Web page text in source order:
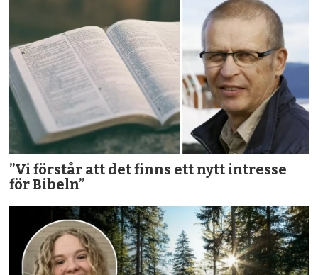
”Vi förstår att det finns ett nytt intresse
för Bibeln”